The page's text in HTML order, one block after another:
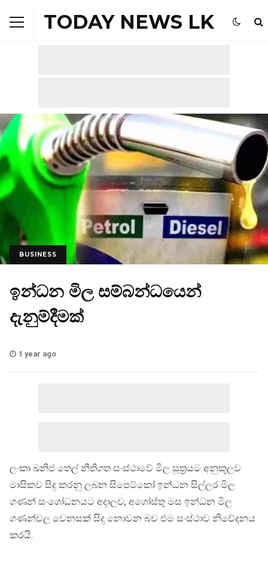
TODAY NEWS LK
BUSINESS
ඉන්ධන මිල සම්බන්ධයෙන්
දැනුම්දීමක්
1 year ago
ලංකා ඛනිජ තෙල් නීතිගත සංස්ථාවේ මිල සූත්‍රයට අනුකූලව
මාසිකව සිදු කරනු ලබන සිපෙට්කෝ ඉන්ධන සිල්ලර මිල
ගණන් සංශෝධනයට අදාලව, අගෝස්තු මස ඉන්ධන මිල
ගණන්වල වෙනසක් සිදු නොවන බව එම සංස්ථාව නිවේදනය
කරයි.